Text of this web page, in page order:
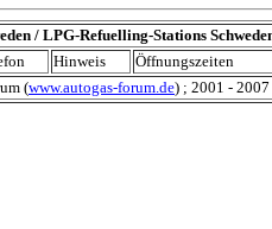
/ LPG-Refuelling-Stations
Hinweis
Öffnungszeiten
(www.autogas-forum.de) ; 2001 - 2007